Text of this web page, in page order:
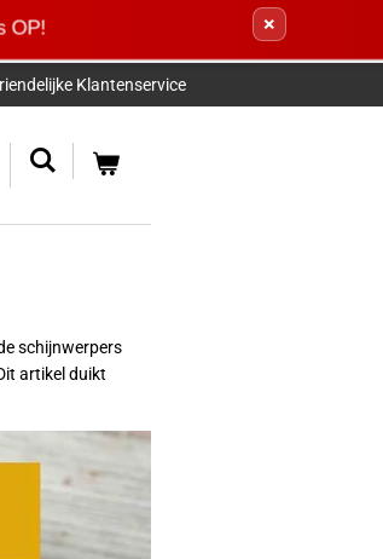
OP! ×
Klantenservice
schijnwerpers
artikel duikt